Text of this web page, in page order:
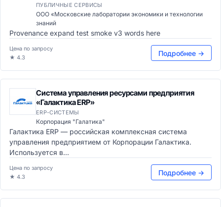
ПУБЛИЧНЫЕ СЕРВИСЫ
ООО «Московские лаборатории экономики и технологии
знаний
Provenance expand test smoke v3 words here
Цена по запросу
★ 4.3
Подробнее →
Система управления ресурсами предприятия
«Галактика ERP»
ERP-СИСТЕМЫ
Корпорация "Галатика"
Галактика ERP — российская комплексная система
управления предприятием от Корпорации Галактика.
Используется в...
Цена по запросу
★ 4.3
Подробнее →